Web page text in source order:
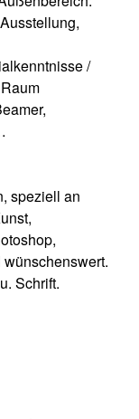
/
speziell an
Schrift.